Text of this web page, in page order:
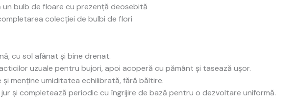
bulb de floare cu prezență deosebită
colecției de bulbi de flori
cu sol afânat și bine drenat.
uzuale pentru bujori, apoi acoperă cu pământ și tasează ușor.
menține umiditatea echilibrată, fără băltire.
și completează periodic cu îngrijire de bază pentru o dezvoltare uniformă.